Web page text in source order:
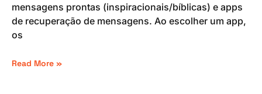
mensagens prontas (inspiracionais/bíblicas) e apps
de recuperação de mensagens. Ao escolher um app,
os
Read More »